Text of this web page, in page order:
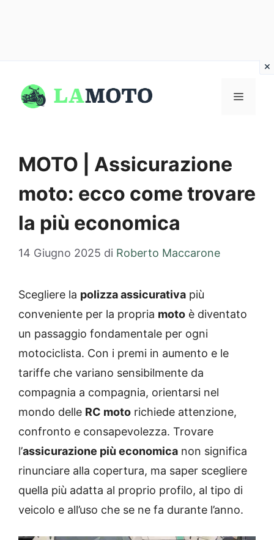
contenuto
MENU
MOTO | Assicurazione
moto: ecco come trovare
la più economica
14 Giugno 2025 di Roberto Maccarone
Scegliere la polizza assicurativa più
conveniente per la propria moto è diventato
un passaggio fondamentale per ogni
motociclista. Con i premi in aumento e le
tariffe che variano sensibilmente da
compagnia a compagnia, orientarsi nel
mondo delle RC moto richiede attenzione,
confronto e consapevolezza. Trovare
l’assicurazione più economica non significa
rinunciare alla copertura, ma saper scegliere
quella più adatta al proprio profilo, al tipo di
veicolo e all’uso che se ne fa durante l’anno.